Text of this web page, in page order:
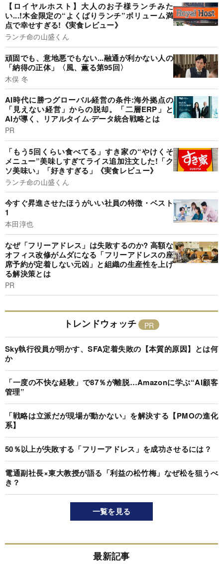
【ロイヤルホスト】大人のお子様ランチみた
い...!木金限定の“よくばりランチ”ボリューム満
点で幸せすぎる!《実食レビュー》
ランチ命の山盛くん
頑固でも、意地悪でもない...融通が利かない人の
「納得の正体」〈風、薫る第95回〉
木俣 冬
AI時代に勝つグローバル経営の条件:海外拠点の
「見えない経営」からの脱却。「二層ERP」と
AIが導く、リアルタイム·データ統合戦略とは
PR
「もう5回くらい食べてる」すき家の“やけくそ
メニュー”美味しすぎてライス追加注文した!「ク
ソ美味い」「好きすぎる」《実食レビュー》
ランチ命の山盛くん
今すぐ昇進させたほうがいい社員の特徴・ベスト
1
本田淳也
なぜ「フリーアドレス」は失敗するのか? 高額な
オフィス改修がムダになる「フリーアドレスの座
席予約が定着しない元凶」と組織の生産性を上げ
る解決策とは
PR
トレンドウォッチ
Sky執行役員が明かす、SFA定着失敗の【本質的原因】とは何
か
「一度の不快な経験」で87％が離脱…Amazonに学ぶ“AI顧客
管理”
「戦略は立派だが現場が動かない」を解決する【PMOの進化
系】
50％以上が失敗する「フリーアドレス」を成功させるには？
電通副社長×東大教授が語る「利益の松竹梅」なぜ松を狙うべ
き？
一覧を見る
最新記事